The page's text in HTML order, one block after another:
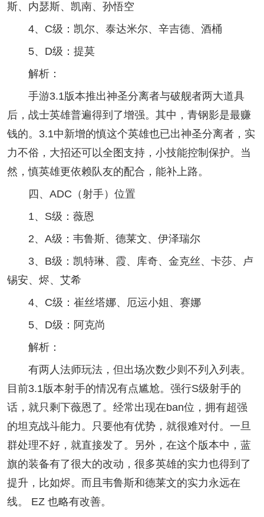
斯、内瑟斯、凯南、孙悟空
4、C级：凯尔、泰达米尔、辛吉德、酒桶
5、D级：提莫
解析：
手游3.1版本推出神圣分离者与破舰者两大道具
后，战士英雄普遍得到了增强。其中，青钢影是最赚
钱的。3.1中新增的慎这个英雄也已出神圣分离者，实
力不俗，大招还可以全图支持，小技能控制保护。当
然，慎英雄更依赖队友的配合，能补上路。
四、ADC（射手）位置
1、S级：薇恩
2、A级：韦鲁斯、德莱文、伊泽瑞尔
3、B级：凯特琳、霞、库奇、金克丝、卡莎、卢
锡安、烬、艾希
4、C级：崔丝塔娜、厄运小姐、赛娜
5、D级：阿克尚
解析：
有两人法师玩法，但出场次数少则不列入列表。
目前3.1版本射手的情况有点尴尬。强行S级射手的
话，就只剩下薇恩了。经常出现在ban位，拥有超强
的坦克战斗能力。只要他有优势，就很难对付。一旦
群处理不好，就直接发了。另外，在这个版本中，蓝
旗的装备有了很大的改动，很多英雄的实力也得到了
提升，比如烬。而且韦鲁斯和德莱文的实力永远在
线。 EZ 也略有改善。